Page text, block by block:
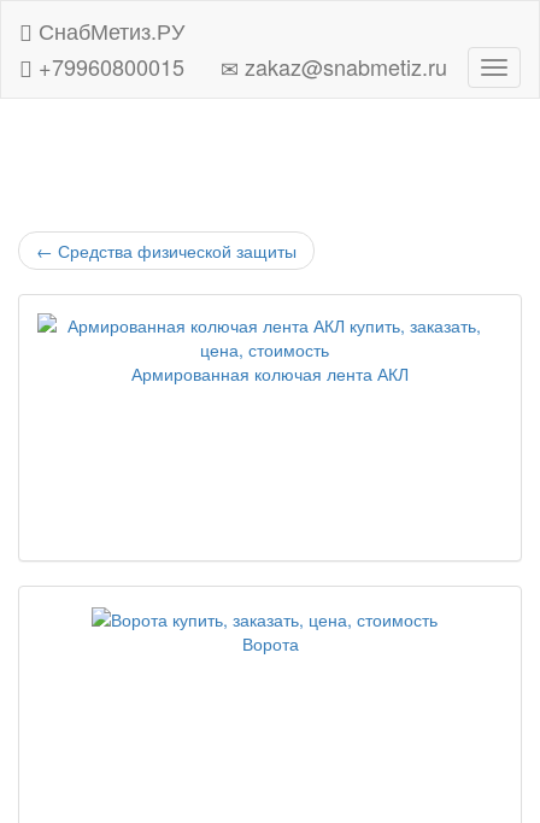
СнабМетиз.РУ
+79960800015
zakaz@snabmetiz.ru
← Средства физической защиты
Армированная колючая лента АКЛ
Ворота